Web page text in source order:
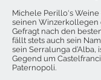
Michele Perillo‘s
seinen Winzerkollegen
Gefragt nach den
fällt stets auch sein
sein Serralunga d’Alba,
Gegend um
Paternopoli.